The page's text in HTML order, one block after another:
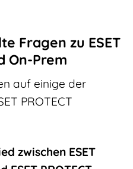
Fragen zu ESET
On-Prem
auf einige der
PROTECT
zwischen ESET